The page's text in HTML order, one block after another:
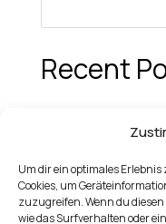
Um dir ein optimales
Cookies, um
zuzugreifen. Wenn du
wie das Surfverhalten oder
Recent
Recent
Es sind keine